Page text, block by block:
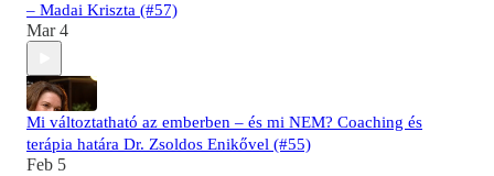
– Madai Kriszta (#57)
Mar 4
Mi változtatható az emberben – és mi NEM? Coaching és
terápia határa Dr. Zsoldos Enikővel (#55)
Feb 5